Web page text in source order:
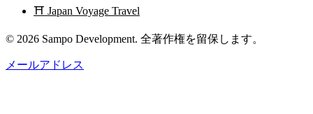
⛩️ Japan Voyage Travel
© 2026 Sampo Development. 全著作権を留保します。
メールアドレス